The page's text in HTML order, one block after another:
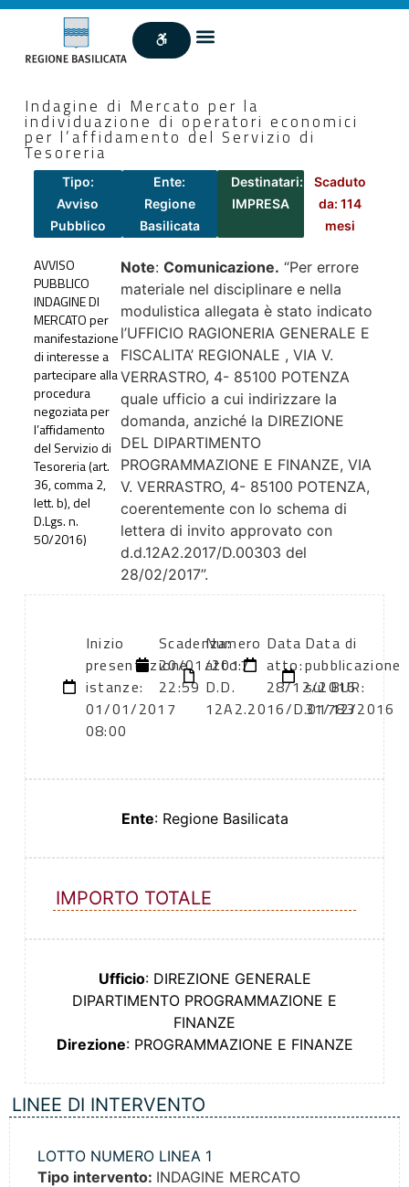
Indagine di Mercato per la
individuazione di operatori economici
per l’affidamento del Servizio di
Tesoreria
Tipo:
Avviso
Pubblico
Ente:
Regione
Basilicata
Destinatari:
IMPRESA
Scaduto
da: 114
mesi
AVVISO
PUBBLICO
INDAGINE DI
MERCATO per
manifestazione
di interesse a
partecipare alla
procedura
negoziata per
l’affidamento
del Servizio di
Tesoreria (art.
36, comma 2,
lett. b), del
D.Lgs. n.
50/2016)
Note: Comunicazione. “Per errore
materiale nel disciplinare e nella
modulistica allegata è stato indicato
l’UFFICIO RAGIONERIA GENERALE E
FISCALITA’ REGIONALE , VIA V.
VERRASTRO, 4- 85100 POTENZA
quale ufficio a cui indirizzare la
domanda, anziché la DIREZIONE
DEL DIPARTIMENTO
PROGRAMMAZIONE E FINANZE, VIA
V. VERRASTRO, 4- 85100 POTENZA,
coerentemente con lo schema di
lettera di invito approvato con
d.d.12A2.2017/D.00303 del
28/02/2017”.
Inizio
presentazione
istanze:
01/01/2017
08:00
Scadenza:
20/01/2017
22:59
Numero
atto:
D.D.
12A2.2016/D.01783
Data
atto:
28/12/2016
Data di
pubblicazione
sul BUR:
31/12/2016
Ente: Regione Basilicata
IMPORTO TOTALE
Ufficio: DIREZIONE GENERALE
DIPARTIMENTO PROGRAMMAZIONE E
FINANZE
Direzione: PROGRAMMAZIONE E FINANZE
LINEE DI INTERVENTO
LOTTO NUMERO LINEA 1
Tipo intervento: INDAGINE MERCATO